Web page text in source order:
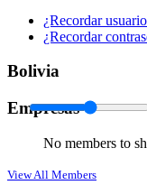
¿Recordar
¿Recordar
Bolivia
Empresas
No members to
View All Members